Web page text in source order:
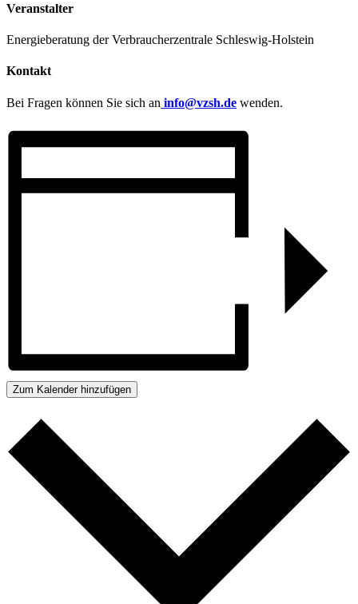
Veranstalter
Energieberatung der Verbraucherzentrale Schleswig-Holstein
Kontakt
Bei Fragen können Sie sich an info@vzsh.de wenden.
Zum Kalender hinzufügen